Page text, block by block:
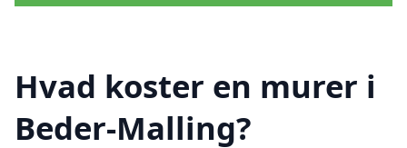
Hvad koster en murer i
Beder-Malling?